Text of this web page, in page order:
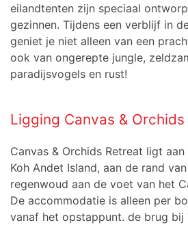
eilandtenten zijn speciaal
gezinnen. Tijdens een verblijf in
geniet je niet alleen van een
ook van ongerepte jungle,
paradijsvogels en rust!
Ligging Canvas &
Canvas & Orchids Retreat ligt
Koh Andet Island, aan de rand
regenwoud aan de voet van het
De accommodatie is alleen per
vanaf het opstappunt. de brug bij